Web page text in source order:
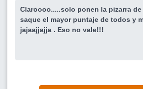
Claroooo.....solo ponen la pizarra
saque el mayor puntaje de todos y
jajaajjajja . Eso no vale!!!